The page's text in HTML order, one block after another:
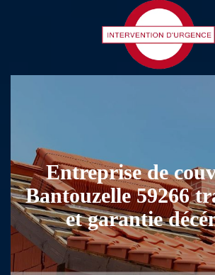
Entreprise de
Bantouzelle 59266
et garantie